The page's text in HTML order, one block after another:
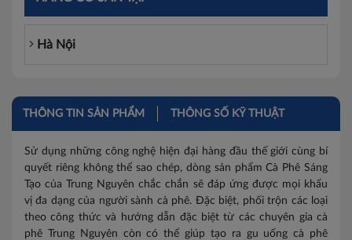
Hà Nội
THÔNG TIN SẢN PHẨM THÔNG SỐ KỸ THUẬT
Sử dụng những công nghệ hiện đại hàng đầu thế giới cùng bí
quyết riêng không thể sao chép, dòng sản phẩm Cà Phê Sáng
Tạo của Trung Nguyên chắc chắn sẽ đáp ứng được mọi khẩu
vị đa dạng của người sành cà phê. Đặc biệt, phối trộn các loại
theo công thức và hướng dẫn đặc biệt từ các chuyên gia cà
phê Trung Nguyên còn có thể giúp tạo ra gu uống cà phê